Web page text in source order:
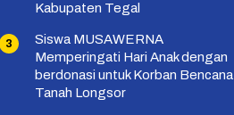
Kabupaten Tegal
Siswa MUSAWERNA
Memperingati Hari Anak dengan
berdonasi untuk Korban Bencana
Tanah Longsor